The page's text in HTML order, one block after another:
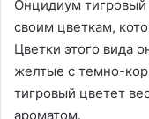
Онцидиум тигровый
своим цветкам,
Цветки этого вида
желтые с темно-
тигровый цветет
ароматом.